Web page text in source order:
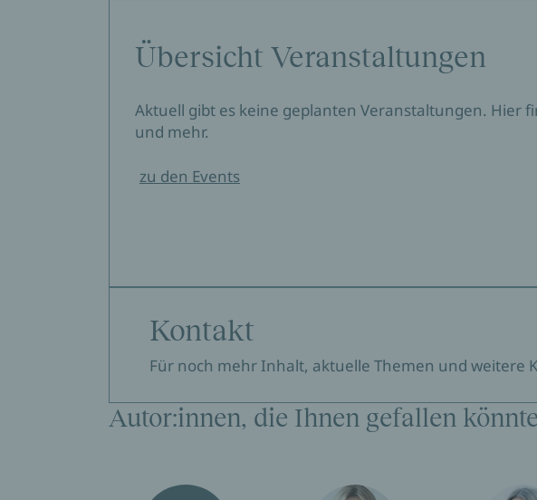
Übersicht Veranstaltungen
Aktuell gibt es keine geplanten Veranstaltungen. Hier
und mehr.
zu den Events
Kontakt
Für noch mehr Inhalt, aktuelle Themen und weitere
Autor:innen, die Ihnen gefallen